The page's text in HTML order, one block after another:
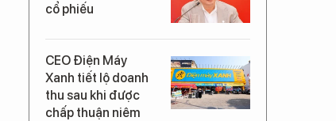
cổ phiếu
CEO Điện Máy
Xanh tiết lộ doanh
thu sau khi được
chấp thuận niêm